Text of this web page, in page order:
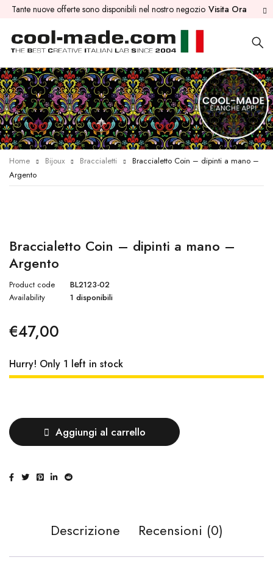
Tante nuove offerte sono disponibili nel nostro negozio Visita Ora
Home Bijoux Braccialetti
Braccialetto Coin – dipinti a mano –
Argento
Braccialetto Coin – dipinti a mano –
Argento
Product code
BL2123-02
Availability
1 disponibili
€47,00
Hurry! Only 1 left in stock
Aggiungi al carrello
Descrizione Recensioni (0)